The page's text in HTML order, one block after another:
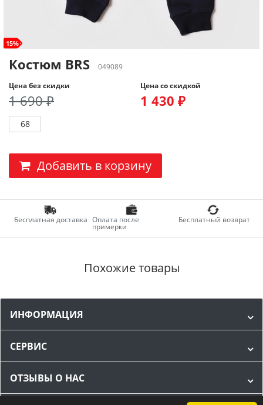
15%
Костюм BRS
049089
Цена без скидки
1 690 ₽
Цена со скидкой
1 430 ₽
68
Добавить в корзину
Бесплатная доставка Оплата после
примерки
Бесплатный возврат
Похожие товары
ИНФОРМАЦИЯ
СЕРВИС
ОТЗЫВЫ О НАС